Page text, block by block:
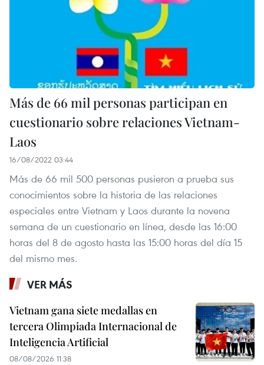
Más de 66 mil personas participan en
cuestionario sobre relaciones Vietnam-
Laos
16/08/2022 03:44
Más de 66 mil 500 personas pusieron a prueba sus
conocimientos sobre la historia de las relaciones
especiales entre Vietnam y Laos durante la novena
semana de un cuestionario en línea, desde las 16:00
horas del 8 de agosto hasta las 15:00 horas del día 15
del mismo mes.
VER MÁS
Vietnam gana siete medallas en
tercera Olimpiada Internacional de
Inteligencia Artificial
08/08/2026 11:38